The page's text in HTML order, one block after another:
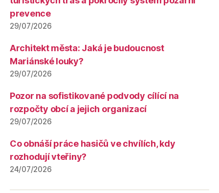
prevence
29/07/2026
Architekt města: Jaká je budoucnost
Mariánské louky?
29/07/2026
Pozor na sofistikované podvody cílící na
rozpočty obcí a jejich organizací
29/07/2026
Co obnáší práce hasičů ve chvílích, kdy
rozhodují vteřiny?
24/07/2026